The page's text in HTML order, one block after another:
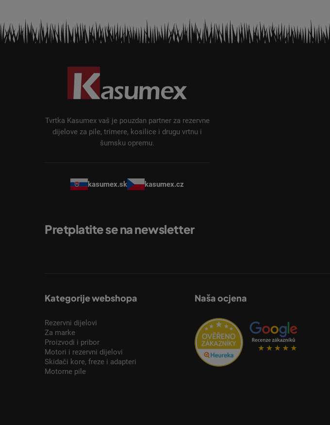
Tvrtka Kasumex vaš je pouzdan partner za rezervne
dijelove za pile, trimere, kosilice i drugu vrtnu i
šumsku opremu.
kasumex.sk kasumex.cz
Kategorije webshopa
Rezervni dijelovi
Za marke
Proizvodi i pribor
Motori i rezervni dijelovi
Skidači kore, freze i adapteri
Motorne pile
Naša ocjena
Pretplatite se na newsletter